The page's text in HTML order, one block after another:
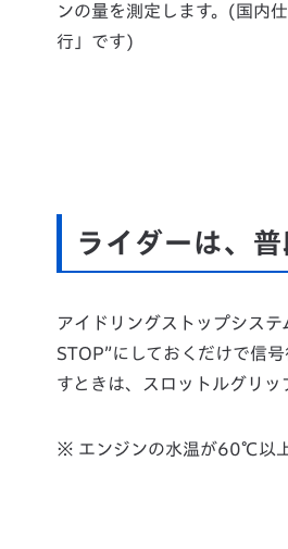
ンの量を測定します。(国内
行」です)
ライダーは、
アイドリングストップシス
STOP”にしておくだけで信
すときは、スロットルグリッ
※ エンジンの水温が60℃以上